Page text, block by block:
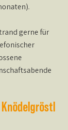
gerne für
Knödelgröstl